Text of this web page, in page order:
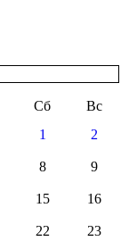
Сб
Вс
1
2
8 9
15 16
22 23